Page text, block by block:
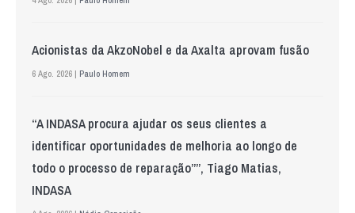
Acionistas da AkzoNobel e da Axalta aprovam fusão
6 Ago. 2026 | Paulo Homem
“A INDASA procura ajudar os seus clientes a
identificar oportunidades de melhoria ao longo de
todo o processo de reparação””, Tiago Matias,
INDASA